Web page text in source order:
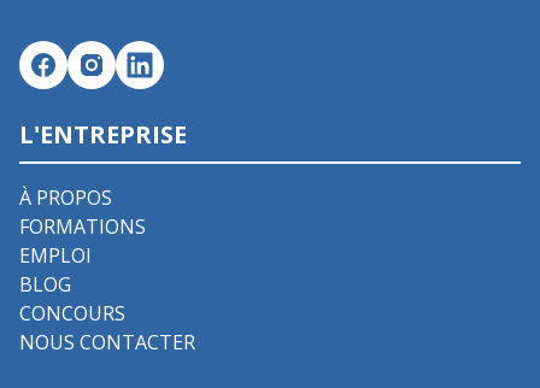
L'ENTREPRISE
À PROPOS
FORMATIONS
EMPLOI
BLOG
CONCOURS
NOUS CONTACTER